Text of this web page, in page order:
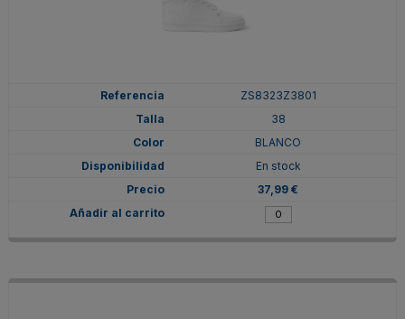
ZS8323Z3801
38
BLANCO
En stock
37,99 €